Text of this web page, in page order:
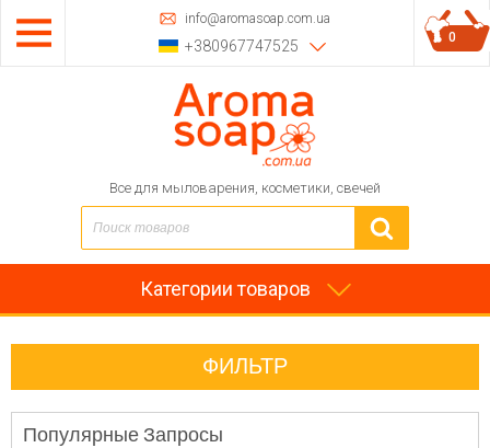
info@aromasoap.com.ua
+380967747525
Все для мыловарения, косметики, свечей
0
Категории товаров
ФИЛЬТР
Популярные Запросы